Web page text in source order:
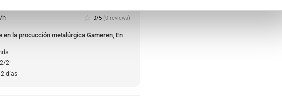
h star_border 0/5 (0 reviews)
en la producción metalúrgica Gameren, En
2/2
2 días